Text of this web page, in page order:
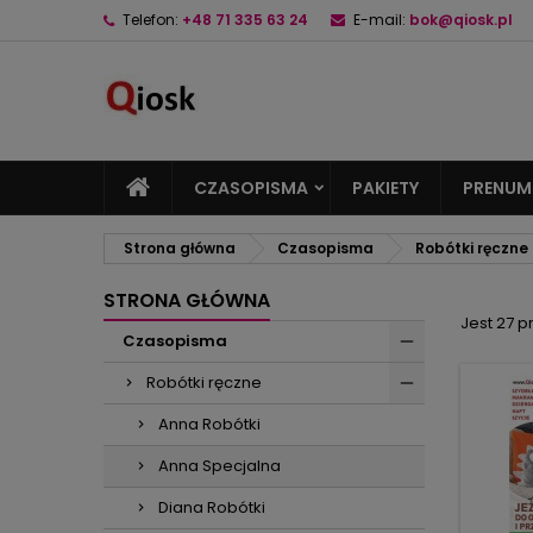
Telefon: +48 71 335 63 24 E-mail: bok@qiosk.pl
CZASOPISMA PAKIETY
Strona główna Czasopisma Robótki ręczne
STRONA GŁÓWNA
Czasopisma
Robótki ręczne
Anna Robótki
Anna Specjalna
Diana Robótki
Jest 27